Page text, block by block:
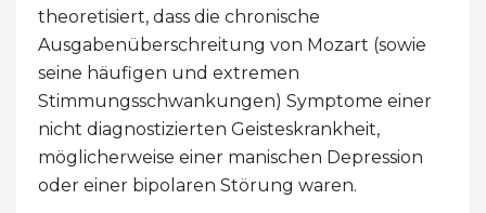
theoretisiert, dass die chronische
Ausgabenüberschreitung von Mozart (sowie
seine häufigen und extremen
Stimmungsschwankungen) Symptome einer
nicht diagnostizierten Geisteskrankheit,
möglicherweise einer manischen Depression
oder einer bipolaren Störung waren.